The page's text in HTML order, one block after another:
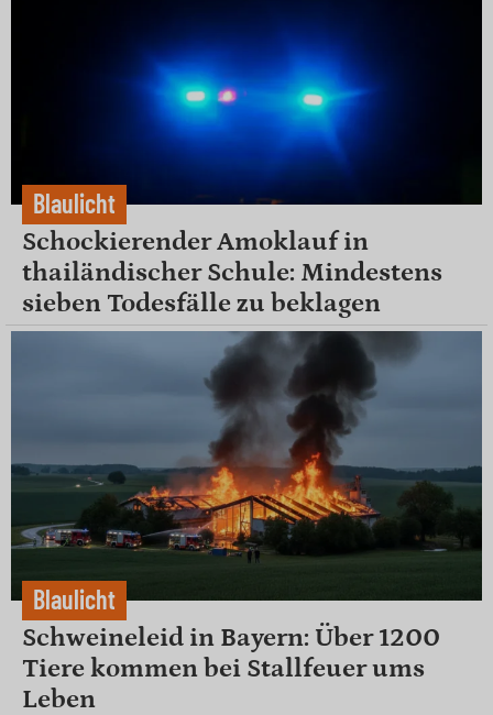
Blaulicht
Schockierender Amoklauf in
thailändischer Schule: Mindestens
sieben Todesfälle zu beklagen
Blaulicht
Schweineleid in Bayern: Über 1200
Tiere kommen bei Stallfeuer ums
Leben